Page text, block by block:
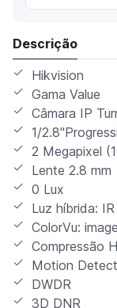
Descrição
Hikvision
Gama Value
Câmara IP
1/
2 Megapixel
Lente 2.8 mm
0 Lux
Luz híbrida:
ColorVu:
Compressão
Motion
DWDR
3D DNR